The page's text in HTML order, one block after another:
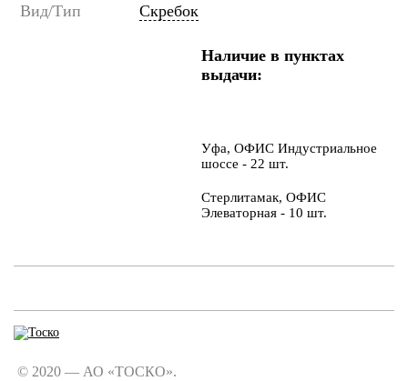
Вид/Тип
Скребок
Наличие в пунктах
выдачи:
Уфа, ОФИС Индустриальное
шоссе - 22 шт.
Стерлитамак, ОФИС
Элеваторная - 10 шт.
© 2020 — АО «ТОСКО».